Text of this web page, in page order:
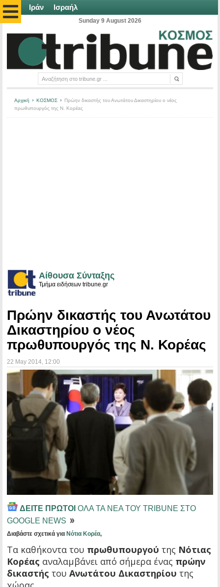
Ιράν Ισραήλ
Sunday 9 August 2026
Αρχική ΚΟΣΜΟΣ
Πρώην δικαστής του Ανωτάτου Δικαστηρίου ο νέος
πρωθυπουργός της Ν. Κορέας
Αίθουσα Σύνταξης
Τμήμα ειδήσεων tribune.gr
Πρώην δικαστής του Ανωτάτου
Δικαστηρίου ο νέος
πρωθυπουργός της Ν. Κορέας
22 May 2014 , 12:00
ΔΕΙΤΕ ΠΡΩΤΟΙ ΟΛΑ ΤΑ ΝΕΑ ΤΟΥ TRIBUNE ΣΤΟ
GOOGLE NEWS
Διαβάστε σχετικά για Νότια Κορέα,
Τα καθήκοντα του πρωθυπουργού της Νότιας
Κορέας αναλαμβάνει από σήμερα ένας πρώην
δικαστής του Ανωτάτου Δικαστηρίου της